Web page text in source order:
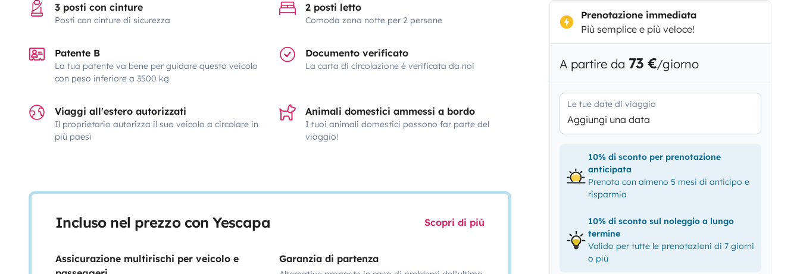
3 posti con cinture
Posti con cinture di sicurezza
2 posti letto
Comoda zona notte per 2 persone
Patente B
La tua patente va bene per guidare questo veicolo
con peso inferiore a 3500 kg
Documento verificato
La carta di circolazione è verificata da noi
Viaggi all'estero autorizzati
Il proprietario autorizza il suo veicolo a circolare in
più paesi
Animali domestici ammessi a bordo
I tuoi animali domestici possono far parte del
viaggio!
Incluso nel prezzo con Yescapa Scopri di più
Assicurazione multirischi per veicolo e
Garanzia di partenza
Prenotazione immediata
Più semplice e più veloce!
A partire da 73 €/giorno
Le tue date di viaggio
Aggiungi una data
10% di sconto per prenotazione
anticipata
Prenota con almeno 5 mesi di anticipo e
risparmia
10% di sconto sul noleggio a lungo
termine
Valido per tutte le prenotazioni di 7 giorni
o più